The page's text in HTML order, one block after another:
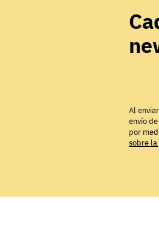
Al
envío
por
sobre la